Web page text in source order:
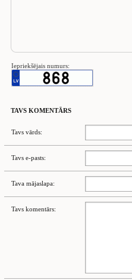
Iepriekšējais numurs:
TAVS KOMENTĀRS
Tavs vārds:
Tavs e-pasts:
Tava mājaslapa:
Tavs komentārs: